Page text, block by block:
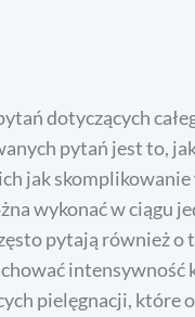
dotyczących
pytań jest to,
jak
wykonać w ciągu
pytają również o
pielęgnacji, które